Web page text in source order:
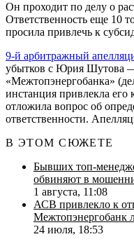
Он проходит по делу о
Ответственность еще 10
просила привлечь к
9-й арбитражный
убытков с Юрия Шутова —
«Межтопэнергобанка»
инстанция привлекла его
отложила вопрос об
ответственности.
В ЭТОМ СЮЖЕТЕ
Бывших топ-
обвиняют в
1 августа, 11:08
АСВ привлекло к
Межтопэнергобанк
24 июля, 18:53